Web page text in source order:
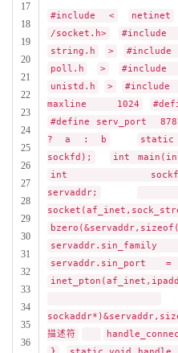
17
18
19
20
21
22
23
24
25
26
27
28
29
30
31
32
33
34
35
36
#include < netinet
/socket.h>
#include
string.h
> #include
poll.h
> #include
unistd.h
> #include
maxline 1024
#define serv_port
? a : b
static
sockfd);
int
int
servaddr;
servaddr.sin_port =
描述符